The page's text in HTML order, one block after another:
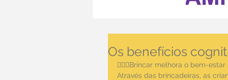
Os benefícios
🏃🏼‍♀️Brincar melhora o bem-
Através das brincadeiras, as